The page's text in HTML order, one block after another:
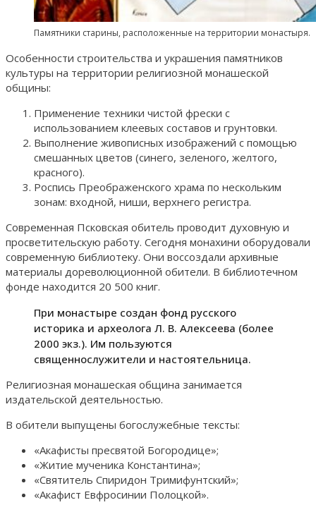
Памятники старины, расположенные на территории монастыря.
Особенности строительства и украшения памятников
культуры на территории религиозной монашеской
общины:
Применение техники чистой фрески с
использованием клеевых составов и грунтовки.
Выполнение живописных изображений с помощью
смешанных цветов (синего, зеленого, желтого,
красного).
Роспись Преображенского храма по нескольким
зонам: входной, ниши, верхнего регистра.
Современная Псковская обитель проводит духовную и
просветительскую работу. Сегодня монахини оборудовали
современную библиотеку. Они воссоздали архивные
материалы дореволюционной обители. В библиотечном
фонде находится 20 500 книг.
При монастыре создан фонд русского
историка и археолога Л. В. Алексеева (более
2000 экз.). Им пользуются
священнослужители и настоятельница.
Религиозная монашеская община занимается
издательской деятельностью.
В обители выпущены богослужебные тексты:
«Акафисты пресвятой Богородице»;
«Житие мученика Константина»;
«Святитель Спиридон Тримифунтский»;
«Акафист Евфросинии Полоцкой».